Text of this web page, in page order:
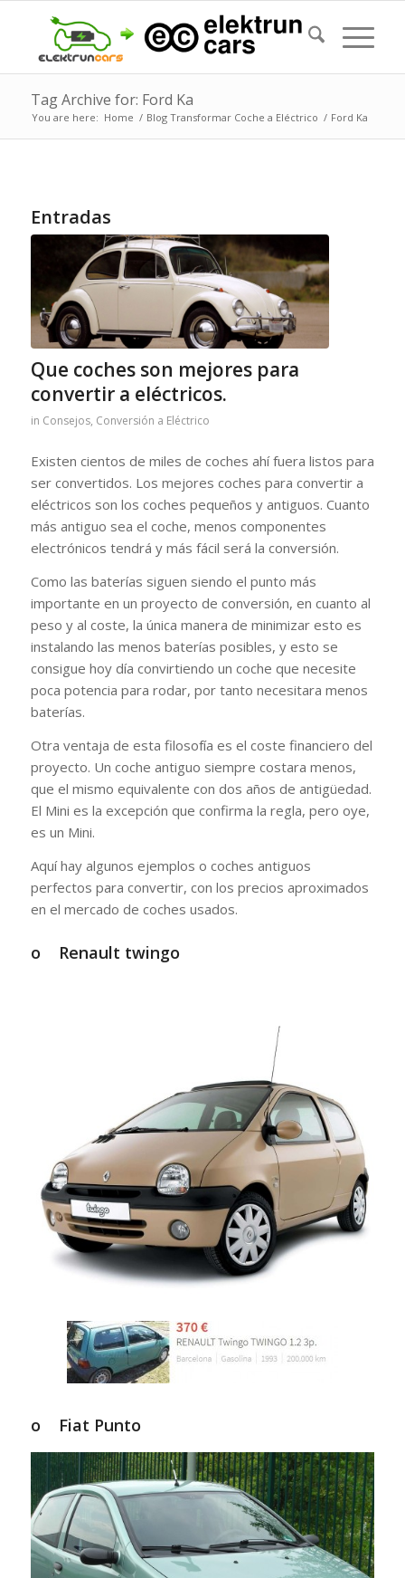
Tag Archive for: Ford Ka
You are here: Home / Blog Transformar Coche a Eléctrico / Ford Ka
Entradas
Que coches son mejores para
convertir a eléctricos.
in Consejos, Conversión a Eléctrico
Existen cientos de miles de coches ahí fuera listos para
ser convertidos. Los mejores coches para convertir a
eléctricos son los coches pequeños y antiguos. Cuanto
más antiguo sea el coche, menos componentes
electrónicos tendrá y más fácil será la conversión.
Como las baterías siguen siendo el punto más
importante en un proyecto de conversión, en cuanto al
peso y al coste, la única manera de minimizar esto es
instalando las menos baterías posibles, y esto se
consigue hoy día convirtiendo un coche que necesite
poca potencia para rodar, por tanto necesitara menos
baterías.
Otra ventaja de esta filosofía es el coste financiero del
proyecto. Un coche antiguo siempre costara menos,
que el mismo equivalente con dos años de antigüedad.
El Mini es la excepción que confirma la regla, pero oye,
es un Mini.
Aquí hay algunos ejemplos o coches antiguos
perfectos para convertir, con los precios aproximados
en el mercado de coches usados.
o Renault twingo
o Fiat Punto